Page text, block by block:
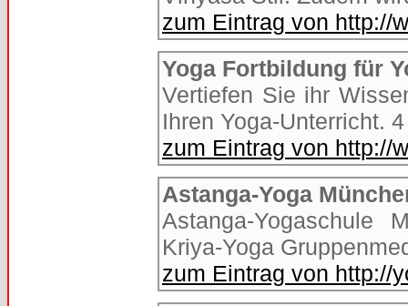
zum Eintrag von http://
Yoga Fortbildung für
Vertiefen Sie ihr
Ihren Yoga-Unterricht.
zum Eintrag von http://
Astanga-Yoga
Astanga-Yogaschule
Kriya-Yoga
zum Eintrag von http://